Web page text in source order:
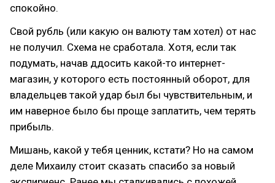
спокойно.
Свой рубль (или какую он валюту там хотел) от нас
не получил. Схема не сработала. Хотя, если так
подумать, начав ддосить какой-то интернет-
магазин, у которого есть постоянный оборот, для
владельцев такой удар был бы чувствительным, и
им наверное было бы проще заплатить, чем терять
прибыль.
Мишань, какой у тебя ценник, кстати? Но на самом
деле Михаилу стоит сказать спасибо за новый